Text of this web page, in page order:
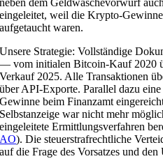
eingeleitet, weil die Krypto-
aufgetaucht waren.
Unsere Strategie: Vollständige
— vom initialen Bitcoin-Kauf 2020
Verkauf 2025. Alle Transaktionen
über API-Exporte. Parallel dazu
Gewinne beim Finanzamt
Selbstanzeige war nicht mehr
eingeleitete Ermittlungsverfahren
AO). Die steuerstrafrechtliche
auf die Frage des Vorsatzes und